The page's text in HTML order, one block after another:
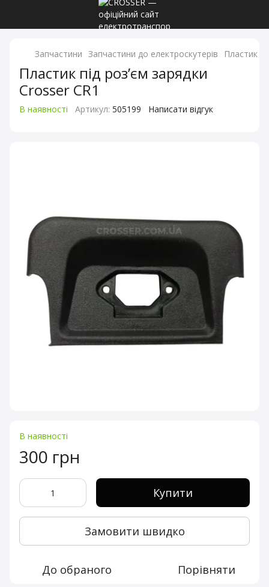
Запчастини Запчастини до електроскутерів Пластик
Пластик під розʼєм зарядки
Crosser CR1
В наявності Артикул: 505199 Написати відгук
В наявності
300 грн
Купити
Замовити швидко
До обраного Порівняти